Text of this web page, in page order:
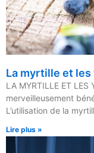
La myrtille et les
LA MYRTILLE ET
merveilleusement
L’utilisation de la
Lire plus »